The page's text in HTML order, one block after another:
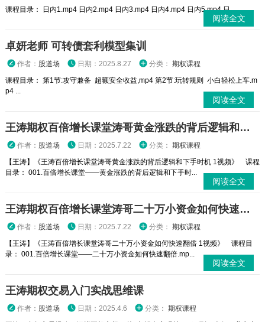
课程目录： 日内1.mp4 日内2.mp4 日内3.mp4 日内4.mp4 日内5.mp4 日...
阅读全文
卓妍老师 可转债套利模型集训
作者： 股道场 日期：2025.8.27 分类： 期权课程
课程目录： 第1节:攻守兼备 超额安全收益,mp4 第2节:玩转规则 小白轻松上车.m
p4 ...
阅读全文
王涛期权百倍增长课堂涛哥黄金涨跌的背后逻辑和下手时机 1视频
作者： 股道场 日期：2025.7.22 分类： 期权课程
【王涛】《王涛百倍增长课堂涛哥黄金涨跌的背后逻辑和下手时机 1视频》 课程
目录： 001.百倍增长课堂——黄金涨跌的背后逻辑和下手时...
阅读全文
王涛期权百倍增长课堂涛哥二十万小资金如何快速翻倍 1视频
作者： 股道场 日期：2025.7.22 分类： 期权课程
【王涛】《王涛百倍增长课堂涛哥二十万小资金如何快速翻倍 1视频》 课程目
录： 001.百倍增长课堂——二十万小资金如何快速翻倍.mp...
阅读全文
王涛期权交易入门实战思维课
作者： 股道场 日期：2025.4.6 分类： 期权课程